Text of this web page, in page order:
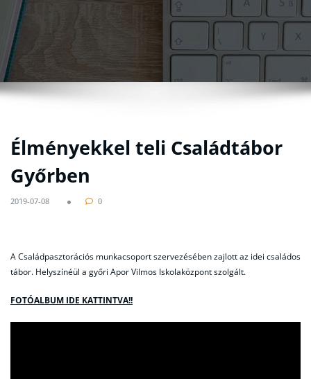
Élményekkel teli Családtábor
Győrben
2019-07-08 0
A Családpasztorációs munkacsoport szervezésében zajlott az idei családos
tábor. Helyszínéül a győri Apor Vilmos Iskolaközpont szolgált.
FOTÓALBUM IDE KATTINTVA!!